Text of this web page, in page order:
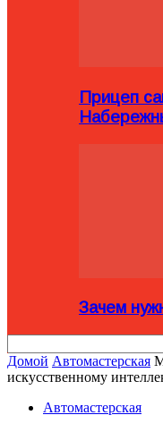
Прицеп
Зачем
Домой Автомастерская
искусственному
Автомастерская